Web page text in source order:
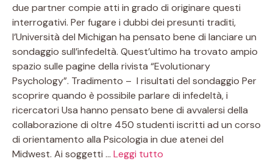
due partner compie atti in grado di originare questi
interrogativi. Per fugare i dubbi dei presunti traditi,
l’Università del Michigan ha pensato bene di lanciare un
sondaggio sull’infedeltà. Quest’ultimo ha trovato ampio
spazio sulle pagine della rivista “Evolutionary
Psychology”. Tradimento – I risultati del sondaggio Per
scoprire quando è possibile parlare di infedeltà, i
ricercatori Usa hanno pensato bene di avvalersi della
collaborazione di oltre 450 studenti iscritti ad un corso
di orientamento alla Psicologia in due atenei del
Midwest. Ai soggetti … Leggi tutto